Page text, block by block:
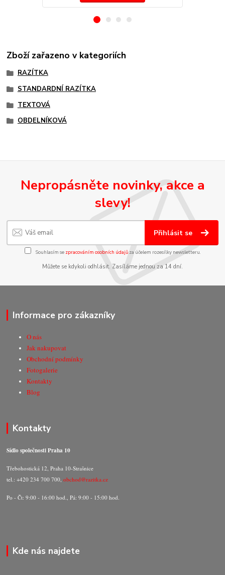
Zboží zařazeno v kategoriích
RAZÍTKA
STANDARDNÍ RAZÍTKA
TEXTOVÁ
OBDELNÍKOVÁ
Nepropásněte novinky, akce a
slevy!
Přihlásit se
Souhlasím se zpracováním osobních údajůza účelem rozesílky newsletteru.
Můžete se kdykoli odhlásit. Zasíláme jednou za 14 dní.
Informace pro zákazníky
O nás
Jak nakupovat
Obchodní podmínky
Fotogalerie
Kontakty
Blog
Kontakty
Sídlo společnosti Praha 10
Třebohostická 12, Praha 10-Strašnice
tel.: +420 234 700 700,obchod@razitka.cz
Po - Čt: 9:00 - 16:00 hod., Pá: 9:00 - 15:00 hod.
Kde nás najdete